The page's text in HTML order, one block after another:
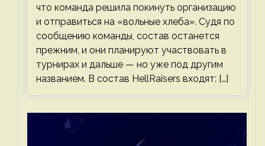
что команда решила покинуть организацию
и отправиться на «вольные хлеба». Судя по
сообщению команды, состав останется
прежним, и они планируют участвовать в
турнирах и дальше — но уже под другим
названием. В состав HellRaisers входят: […]